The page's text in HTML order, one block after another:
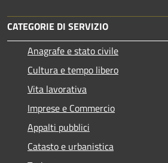
CATEGORIE DI SERVIZIO
Anagrafe e stato civile
Cultura e tempo libero
Vita lavorativa
Imprese e Commercio
Appalti pubblici
Catasto e urbanistica